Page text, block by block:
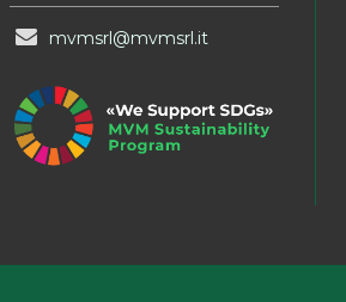
mvmsrl mvmsrl it